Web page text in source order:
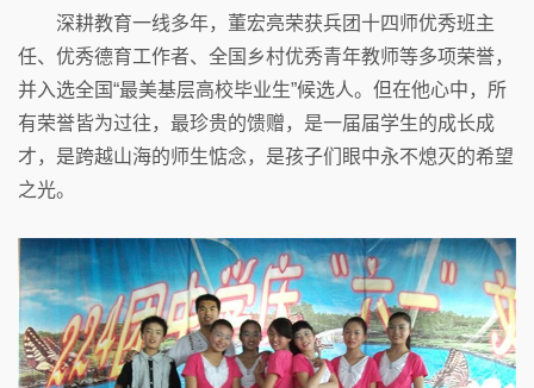
深耕教育一线多年，董宏亮荣获兵团十四师优秀班主
任、优秀德育工作者、全国乡村优秀青年教师等多项荣誉，
并入选全国“最美基层高校毕业生”候选人。但在他心中，所
有荣誉皆为过往，最珍贵的馈赠，是一届届学生的成长成
才，是跨越山海的师生惦念，是孩子们眼中永不熄灭的希望
之光。